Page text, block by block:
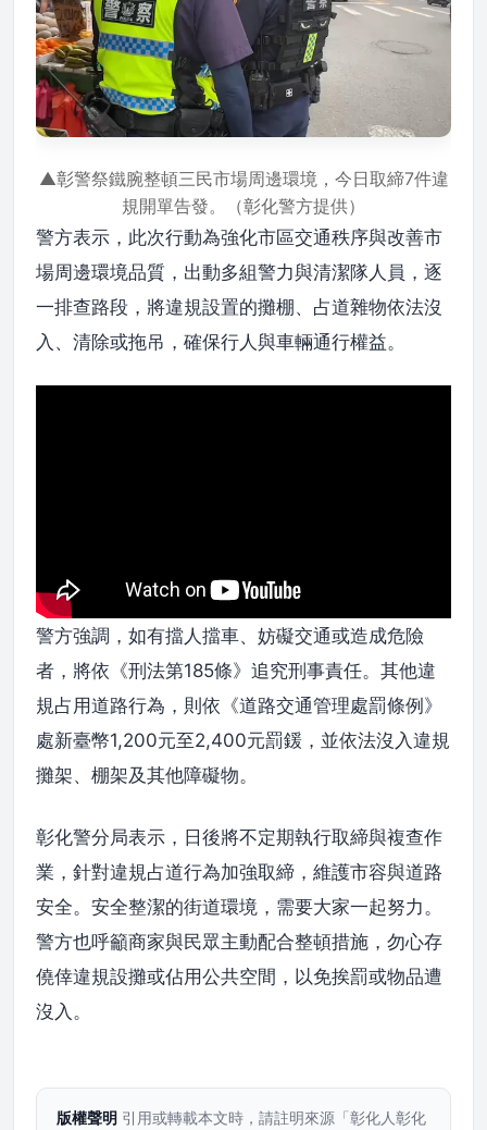
▲彰警祭鐵腕整頓三民市場周邊環境，今日取締7件違
規開單告發。（彰化警方提供）
警方表示，此次行動為強化市區交通秩序與改善市
場周邊環境品質，出動多組警力與清潔隊人員，逐
一排查路段，將違規設置的攤棚、占道雜物依法沒
入、清除或拖吊，確保行人與車輛通行權益。
警方強調，如有擋人擋車、妨礙交通或造成危險
者，將依《刑法第185條》追究刑事責任。其他違
規占用道路行為，則依《道路交通管理處罰條例》
處新臺幣1,200元至2,400元罰鍰，並依法沒入違規
攤架、棚架及其他障礙物。
彰化警分局表示，日後將不定期執行取締與複查作
業，針對違規占道行為加強取締，維護市容與道路
安全。安全整潔的街道環境，需要大家一起努力。
警方也呼籲商家與民眾主動配合整頓措施，勿心存
僥倖違規設攤或佔用公共空間，以免挨罰或物品遭
沒入。
版權聲明 引用或轉載本文時，請註明來源「彰化人彰化